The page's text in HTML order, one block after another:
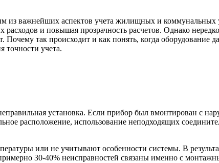
из важнейших аспектов учета жилищных и
и повышая прозрачность расчетов. Однако
Почему так происходит и как понять, когда оборудование
учета.
установка. Если прибор был вмонтирован с
расположение, использование неподходящих
или не учитывают особенности системы. В
30-40% неисправностей связаны именно с